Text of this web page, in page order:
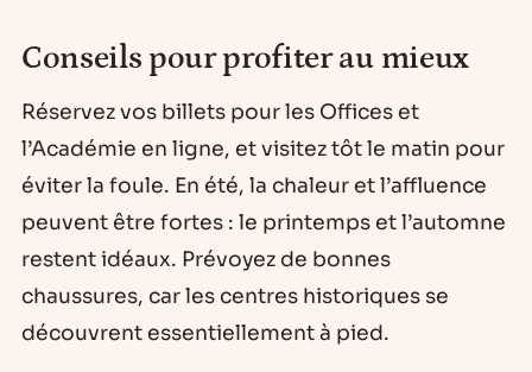
Conseils pour profiter au mieux
Réservez vos billets pour les Offices et
l’Académie en ligne, et visitez tôt le matin pour
éviter la foule. En été, la chaleur et l’affluence
peuvent être fortes : le printemps et l’automne
restent idéaux. Prévoyez de bonnes
chaussures, car les centres historiques se
découvrent essentiellement à pied.